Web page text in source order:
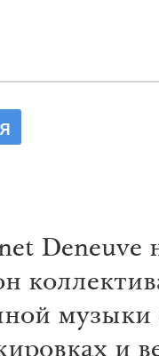
Deneuve
музыки